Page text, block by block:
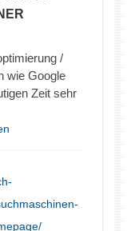
/
wie Google
Zeit sehr